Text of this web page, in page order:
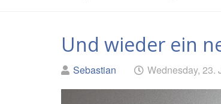
bei
PC-
Problemen,
Und wieder ein
Geschrieben
Sebastian am Wednesday, 23.